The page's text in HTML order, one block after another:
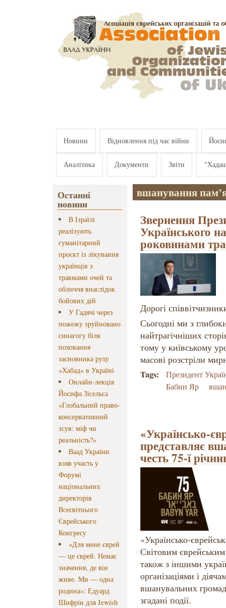
Новини Відновлення під час війни
Аналітика Документи Звіти
Останні
новини
В Ізраїлі
реалізують
гуманітарний
проєкт із лікування
українців з
травмами очей та
обличчя внаслідок
бойових дій
У Гадячі через
пожежу зруйновано
синагогу біля
поховання
засновника руху
«Хабад» в Україні
Онлайн-лекція
Йосифа Зісельса
«Глобальний право-
консервативний
зсув: міф чи
реальність?»
Ваад України
взяв участь у
Форумі
національних
директорів
Всесвітнього
Єврейського
Конгресу
«Для мене єврей
— це єврей. Немає
значення, де він
живе. Ми — одна
родина»: Едуард
Шифрін для Jewish
вшанування
Звернення
Українського
роковинами
Дорогі
Сьогодні ми з
найтрагічніших
тому у київському
масові розстріли
Tags:
Президент
Бабин Яр
«Українсько-
представляє
честь 75-ї
«Українсько-
Світовим
також з іншими
організаціями і
вшанувальних
згадані події.